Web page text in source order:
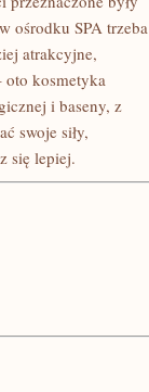
ośrodku SPA trzeba
atrakcyjne,
oto kosmetyka
i baseny, z
swoje siły,
się lepiej.